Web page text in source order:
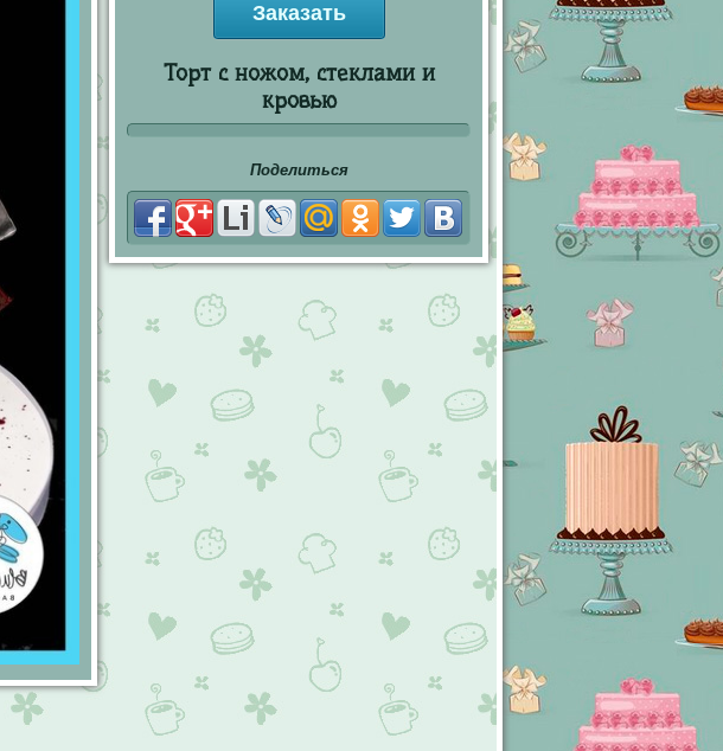
Заказать
Торт с ножом, стеклами и
кровью
Поделиться